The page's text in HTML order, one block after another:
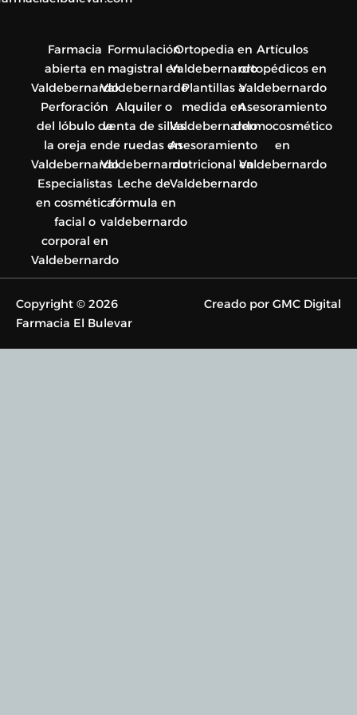
Farmacia
abierta en
Valdebernardo
Perforación
del lóbulo de
la oreja en
Valdebernardo
Especialistas
en cosmética
facial o
corporal en
Valdebernardo
Formulación
magistral en
Valdebernardo
Alquiler o
venta de sillas
de ruedas en
Valdebernardo
Leche de
fórmula en
valdebernardo
Ortopedia en
Valdebernardo
Plantillas a
medida en
Valdebernardo
Asesoramiento
nutricional en
Valdebernardo
Artículos
ortopédicos en
Valdebernardo
Asesoramiento
dermocosmético
en
Valdebernardo
Copyright © 2026
Farmacia El Bulevar
Creado por GMC Digital